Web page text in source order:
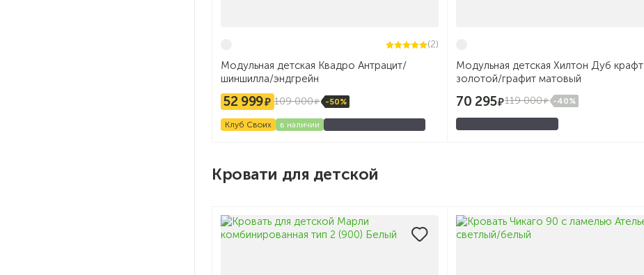
(2)
Модульная детская Квадро Антрацит/
шиншилла/эндгрейн
52 999 109 000 -50%
Клуб Своих в наличии
Модульная детская Хилтон Дуб крафт
золотой/графит матовый
70 295 119 000 -40%
Кровати для детской